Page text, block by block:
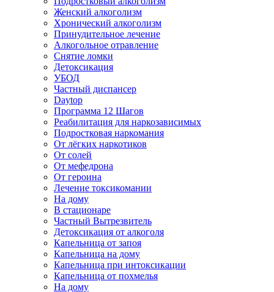
Женский алкоголизм
Хронический алкоголизм
Принудительное лечение
Алкогольное отравление
Снятие ломки
Детоксикация
УБОД
Частный диспансер
Daytop
Программа 12 Шагов
Реабилитация для наркозависимых
Подростковая наркомания
От лёгких наркотиков
От солей
От мефедрона
От героина
Лечение токсикомании
На дому
В стационаре
Частный Вытрезвитель
Детоксикация от алкоголя
Капельница от запоя
Капельница на дому
Капельница при интоксикации
Капельница от похмелья
На дому